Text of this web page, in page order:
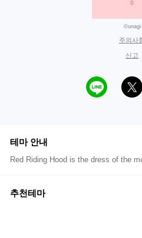
©unagi
주의사
신고
테마 안내
Red Riding Hood is the dress of the
추천테마